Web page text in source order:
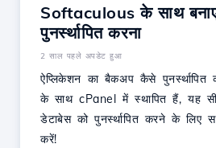
Softaculous के साथ
पुनर्स्थापित करना
2 साल पहले अपडेट हुआ
ऐप्लिकेशन का बैकअप कैसे
के साथ cPanel में स्थापित हैं, यह
डेटाबेस को पुनर्स्थापित करने के लिए
करें!